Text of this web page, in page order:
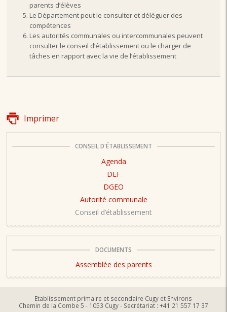
parents d’élèves
Le Département peut le consulter et déléguer des
compétences
Les autorités communales ou intercommunales peuvent
consulter le conseil d’établissement ou le charger de
tâches en rapport avec la vie de l’établissement
Imprimer
CONSEIL D'ÉTABLISSEMENT
Agenda
DEF
DGEO
Autorité communale
Conseil d’établissement
DOCUMENTS
Assemblée des parents
Etablissement primaire et secondaire Cugy et Environs
Chemin de la Combe 5 - 1053 Cugy - Secrétariat : +41 21 557 17 37